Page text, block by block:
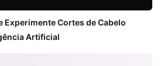
Experimente Cortes de Cabelo
Artificial